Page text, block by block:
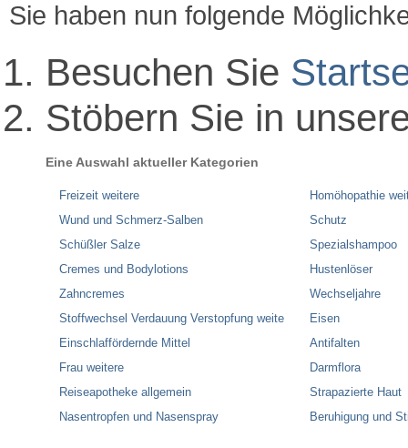
Sie haben nun folgende
Besuchen Sie
Stöbern Sie in
Eine Auswahl aktueller Kategorien
Freizeit weitere
Wund und Schmerz-Salben
Schüßler Salze
Cremes und Bodylotions
Zahncremes
Stoffwechsel Verdauung Verstopfung weite
Einschlaffördernde Mittel
Frau weitere
Reiseapotheke allgemein
Nasentropfen und Nasenspray
Homöhopathie
Schutz
Spezialshampoo
Hustenlöser
Wechseljahre
Eisen
Antifalten
Darmflora
Strapazierte Haut
Beruhigung und